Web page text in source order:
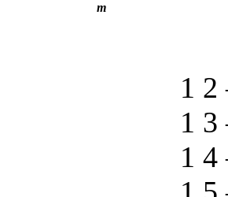
m
1 2
1 3
1 4